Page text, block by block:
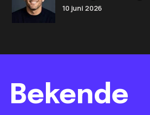
10 juni 2026
Bekende